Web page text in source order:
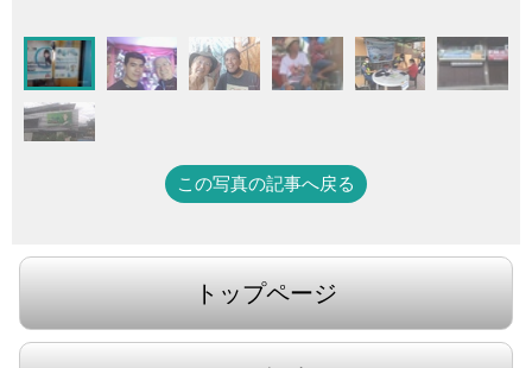
この写真の記事へ戻る
トップページ